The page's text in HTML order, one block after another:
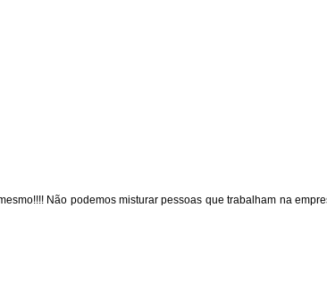
Não podemos misturar pessoas que trabalham na